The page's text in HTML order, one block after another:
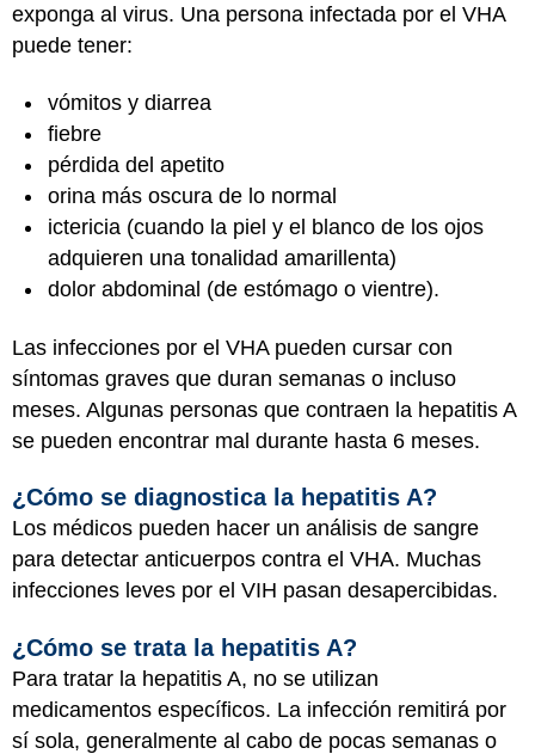
exponga al virus. Una persona infectada por el VHA
puede tener:
vómitos y diarrea
fiebre
pérdida del apetito
orina más oscura de lo normal
ictericia (cuando la piel y el blanco de los ojos
adquieren una tonalidad amarillenta)
dolor abdominal (de estómago o vientre).
Las infecciones por el VHA pueden cursar con
síntomas graves que duran semanas o incluso
meses. Algunas personas que contraen la hepatitis A
se pueden encontrar mal durante hasta 6 meses.
¿Cómo se diagnostica la hepatitis A?
Los médicos pueden hacer un análisis de sangre
para detectar anticuerpos contra el VHA. Muchas
infecciones leves por el VIH pasan desapercibidas.
¿Cómo se trata la hepatitis A?
Para tratar la hepatitis A, no se utilizan
medicamentos específicos. La infección remitirá por
sí sola, generalmente al cabo de pocas semanas o